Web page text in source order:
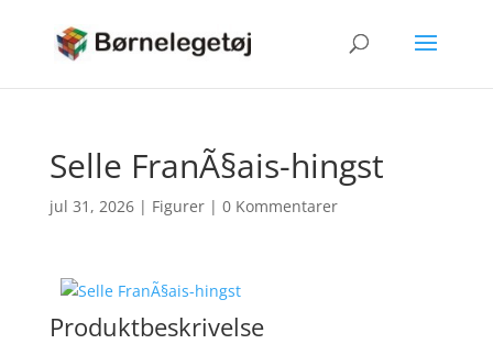
Selle FranÃ§ais-hingst
jul 31, 2026| Figurer| 0 Kommentarer
Produktbeskrivelse